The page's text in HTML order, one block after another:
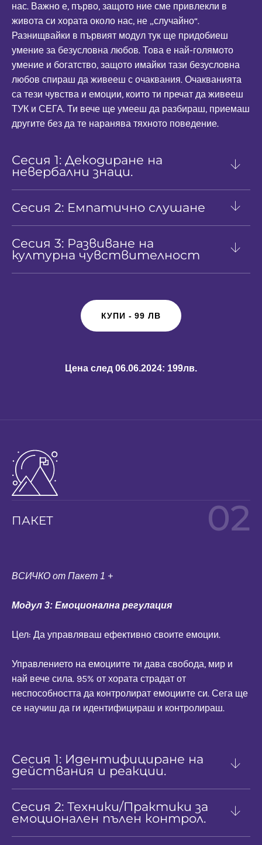
нас. Важно е, първо, защото ние сме привлекли в
живота си хората около нас, не „случайно“.
Разнищвайки в първият модул тук ще придобиеш
умение за безусловна любов. Това е най-голямото
умение и богатство, защото имайки тази безусловна
любов спираш да живееш с очаквания. Очакванията
са тези чувства и емоции, които ти пречат да живееш
ТУК и СЕГА. Ти вече ще умееш да разбираш, приемаш
другите без да те наранява тяхното поведение.
Сесия 1: Декодиране на
невербални знаци.
Сесия 2: Емпатично слушане
Сесия 3: Развиване на
културна чувствителност
КУПИ - 99 ЛВ
Цена след 06.06.2024: 199лв.
ПАКЕТ 02
ВСИЧКО от Пакет 1 +
Модул 3: Емоционална регулация
Цел: Да управляваш ефективно своите емоции.
Управлението на емоциите ти дава свобода, мир и
най вече сила. 95% от хората страдат от
неспособността да контролират емоциите си. Сега ще
се научиш да ги идентифицираш и контролираш.
Сесия 1: Идентифициране на
действания и реакции.
Сесия 2: Техники/Практики за
емоционален пълен контрол.